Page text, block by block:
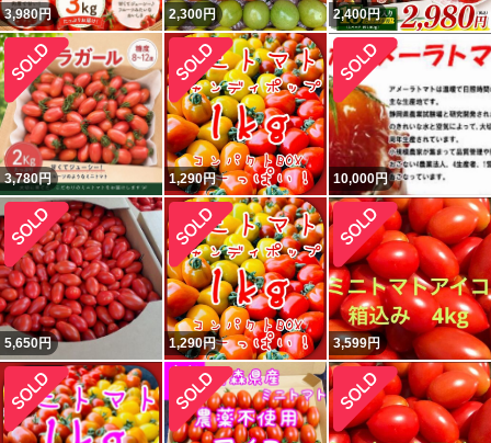
3,980円 2,300円 2,400円
3,780円 1,290円 10,000円
5,650円 1,290円 3,599円